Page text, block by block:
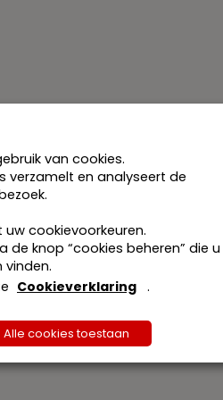
waarin juridische
dus, mede dankzij het
wetgeving beschikt. Deze
en economisch Recht,
en de fundamentele vrijheden
van cookies.
verzamelt en analyseert de
cookievoorkeuren.
de knop “cookies beheren” die u
Cookieverklaring .
Alle cookies toestaan